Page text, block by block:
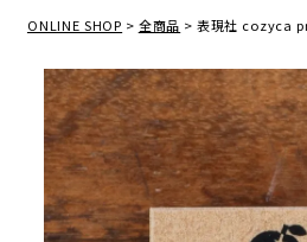
ONLINE SHOP 全商品 表現社 cozyca